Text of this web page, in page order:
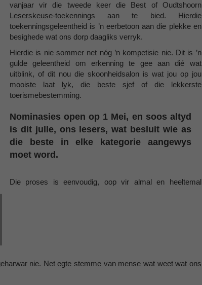
vanjaar vir die tweede keer die Best of Oudtshoorn
Leserskeuse-toekennings aan te bied. Hierdie
toekenningsgeleentheid is ’n eerbetoon aan die plekke en
besighede wat ons dorp daagliks verryk.
Hierdie is nie sommer net nóg ’n kompetisie nie. Dit is ’n
gulde geleentheid om erkenning te gee aan dié wat
uitblink, of dit nou die skoonheidsalon is wat jou op jou
mooiste laat lyk, die beste sjef of die lekkerste
toerismebestemming.
Nominasies open op 1 Mei, en soos altyd
is dit julle, ons lesers, wat besluit wie as
die beste in elke kategorie aangewys
moet word.
Die proses is eenvoudig, oop vir almal en heeltemal
nie. Net egte stemme van mense wat weet wat ons